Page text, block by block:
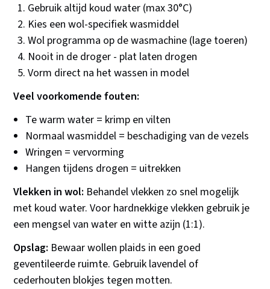
Gebruik altijd koud water (max 30°C)
Kies een wol-specifiek wasmiddel
Wol programma op de wasmachine (lage toeren)
Nooit in de droger - plat laten drogen
Vorm direct na het wassen in model
Veel voorkomende fouten:
Te warm water = krimp en vilten
Normaal wasmiddel = beschadiging van de vezels
Wringen = vervorming
Hangen tijdens drogen = uitrekken
Vlekken in wol: Behandel vlekken zo snel mogelijk
met koud water. Voor hardnekkige vlekken gebruik je
een mengsel van water en witte azijn (1:1).
Opslag: Bewaar wollen plaids in een goed
geventileerde ruimte. Gebruik lavendel of
cederhouten blokjes tegen motten.